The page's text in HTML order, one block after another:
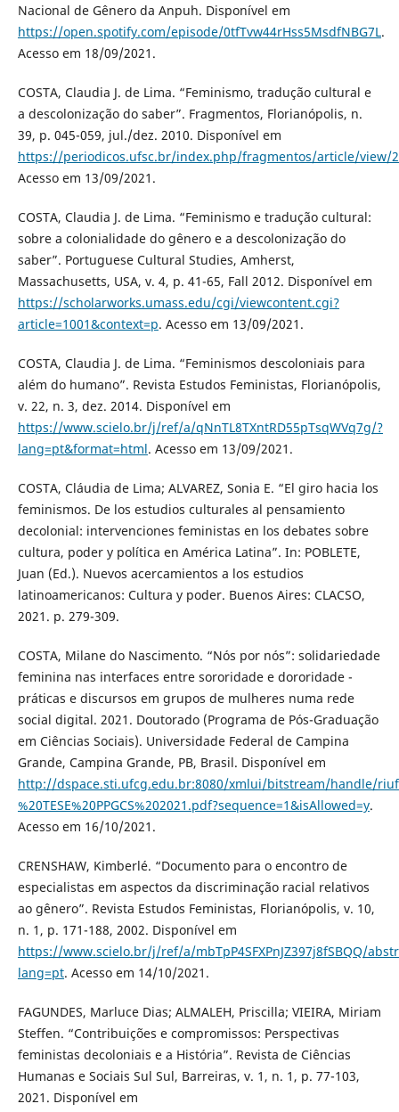
Nacional de Gênero da Anpuh. Disponível em
https://open.spotify.com/episode/0tfTvw44rHss5MsdfNBG7L.
Acesso em 18/09/2021.
COSTA, Claudia J. de Lima. “Feminismo, tradução cultural e
a descolonização do saber”. Fragmentos, Florianópolis, n.
39, p. 045-059, jul./dez. 2010. Disponível em
https://periodicos.ufsc.br/index.php/fragmentos/article/view/
Acesso em 13/09/2021.
COSTA, Claudia J. de Lima. “Feminismo e tradução cultural:
sobre a colonialidade do gênero e a descolonização do
saber”. Portuguese Cultural Studies, Amherst,
Massachusetts, USA, v. 4, p. 41-65, Fall 2012. Disponível em
https://scholarworks.umass.edu/cgi/viewcontent.cgi?
article=1001&context=p. Acesso em 13/09/2021.
COSTA, Claudia J. de Lima. “Feminismos descoloniais para
além do humano”. Revista Estudos Feministas, Florianópolis,
v. 22, n. 3, dez. 2014. Disponível em
https://www.scielo.br/j/ref/a/qNnTL8TXntRD55pTsqWVq7g/?
lang=pt&format=html. Acesso em 13/09/2021.
COSTA, Cláudia de Lima; ALVAREZ, Sonia E. “El giro hacia los
feminismos. De los estudios culturales al pensamiento
decolonial: intervenciones feministas en los debates sobre
cultura, poder y política en América Latina”. In: POBLETE,
Juan (Ed.). Nuevos acercamientos a los estudios
latinoamericanos: Cultura y poder. Buenos Aires: CLACSO,
2021. p. 279-309.
COSTA, Milane do Nascimento. “Nós por nós”: solidariedade
feminina nas interfaces entre sororidade e dororidade -
práticas e discursos em grupos de mulheres numa rede
social digital. 2021. Doutorado (Programa de Pós-Graduação
em Ciências Sociais). Universidade Federal de Campina
Grande, Campina Grande, PB, Brasil. Disponível em
http://dspace.sti.ufcg.edu.br:8080/xmlui/bitstream/handle/
%20TESE%20PPGCS%202021.pdf?sequence=1&isAllowed=y.
Acesso em 16/10/2021.
CRENSHAW, Kimberlé. “Documento para o encontro de
especialistas em aspectos da discriminação racial relativos
ao gênero”. Revista Estudos Feministas, Florianópolis, v. 10,
n. 1, p. 171-188, 2002. Disponível em
https://www.scielo.br/j/ref/a/mbTpP4SFXPnJZ397j8fSBQQ/
lang=pt. Acesso em 14/10/2021.
FAGUNDES, Marluce Dias; ALMALEH, Priscilla; VIEIRA, Miriam
Steffen. “Contribuições e compromissos: Perspectivas
feministas decoloniais e a História”. Revista de Ciências
Humanas e Sociais Sul Sul, Barreiras, v. 1, n. 1, p. 77-103,
2021. Disponível em